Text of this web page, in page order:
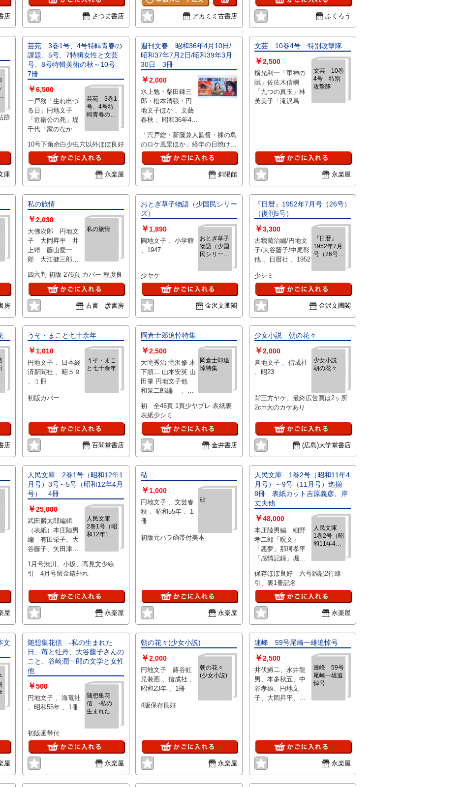
店 さつま書店 アカミミ古書店 ふくろう
跡
庫
芸苑 3巻1号、4号特輯青春の
課題、5号、7特輯女性と文芸
号、8号特輯美術の秋～10号
7冊
芸苑 3巻1
号、4号特
輯青春の課
特輯女性と
号特輯美術
の秋～10
号 7冊
￥6,500
一戸務「生れ出づ
る日」円地文子
「近衛公の死」堤
千代「家のなか」
の中の少年」河盛
好蔵「青春論」前
田夕暮「朝」小野
忠孝「山村風俗
抄」芝木好子「紀
子」南川潤「椅子
の上」伊藤海彦
ら」森田草平「女
性の創作心理」真
杉静枝、芝木好子
「座談会女流作家
生活あれこれ」山
豊田実「婦人の智
性」岡田八千代
「田村俊子に就い
て」吉田精一「石
上露子」池田みち
子「蝋染」野溝七
生子「曼珠沙華
の」渡辺一夫「幸
福について」棟方
志功「画宿富岡鉄
斎」水上勉「ひこ
ばえ」田中英光
の暗示」上林暁
咲人「灰滅」柴田
錬三郎「夜の手
紙」他 、巌松堂書
店 、昭和21年 、7
冊
10号下角余白少虫穴以外ほぼ良好
永楽屋
週刊文春 昭和36年4月10日/
昭和37年7月2日/昭和39年3月
30日 3冊
￥2,000
水上勉・柴田錬三
郎・松本清張・円
地文子ほか 、文藝
春秋 、昭和36年4月
日/昭和39年3月30
日 3冊
「宍戸錠・新藤兼人監督・裸の島
のロケ風景ほか」経年の日焼けあ
り、「各バラ売りの場合は1冊
1000円です」 3冊の場合の送
料・ゆうメール350円
斜陽館
文芸 10巻4号 特別攻撃隊
文芸 10巻
4号 特別
攻撃隊
￥2,500
横光利一「軍神の
賦」佐佐木信綱
「九つの真玉」林
芙美子「滝沢馬
母」広津和郎「鶺
鴒」日比野士朗
「報道と文学」織
田作之助「天衣無
縫」井上友一郎
「帰去来」他 、改
造社 、昭和17年 、
永楽屋
房
私の旅情
私の旅情
￥2,030
大佛次郎 円地文
子 大岡昇平 井
上靖 藤山愛一
郎 大江健三郎
和子 、毎日新聞
社 、1965/04/30
(S40) 、1
四六判 初版 276頁 カバー 程度良
古書 彦書房
おとぎ草子物語（少国民シリー
ズ）
おとぎ草子
物語（少国
民シリー
￥ 1,890
圓地文子 、小学館
、1947
少ヤケ
金沢文圃閣
『日暦』1952年7月号（26号）
（復刊5号）
『日暦』
1952年7月
号（26号）
号）
￥3,300
古我菊治編/円地文
子/大谷藤子/中尾彰
他 、日暦社 、1952
少シミ
金沢文圃閣
店
うそ・まこと七十余年
うそ・まこ
と七十余年
￥ 1,010
円地文子 、日本経
済新聞社 、昭５９
、１冊
初版カバー
百間堂書店
岡倉士郎追悼特集
岡倉士郎追
悼特集
￥2,500
大滝秀治 滝沢修 木
下順二 山本安英 山
田肇 円地文子他
和泉二郎編 、ぶ
、1冊
初 全46頁 1頁少ヤブレ 表紙裏
表紙少シミ
金井書店
少女小説 朝の花々
少女小説
朝の花々
￥2,000
圓地文子 、偕成社
、昭23
背三方ヤケ、最終広告頁は2ヶ所
2cm大のカケあり
(広島)大学堂書店
屋
人民文庫 2巻1号（昭和12年1
月号）3号～5号（昭和12年4月
号） 4冊
人民文庫
2巻1号（昭
和12年1月
号（昭和12
号） 4冊
￥25,000
武田麟太郎編輯
（表紙）本庄陸男
編 有田栄子、大
谷藤子、矢田津世
「働く女性は斯く
視る座談会」田宮
本庄陸男、武田麟
太郎、田村泰次
郎、矢田津世子他
写真・自画像入
「新春一家言」荒
木巍「恋愛」石光
葆「空だより」本
庄陸男「逆光線」
円地文子「競技の
の日ぐらし」田宮
虎彦「恥多し」那
珂孝平、青山二郎
「花霧荘」井上友
一郎「蝶」高見順
「加代さんに就い
て」堀田昇一「自
由ケ丘パルテノ
ン」田村泰次郎
1月号渋川、小坂、高見文少線
引 4月号留金錆外れ
永楽屋
砧
砧
￥1,000
円地文子 、文芸春
秋 、昭和55年 、1
冊
初版元パラ函帯付美本
永楽屋
人民文庫 1巻2号（昭和11年4
月号）～9号（11月号）迄揃
8冊 表紙カット吉原義彦、岸
丈夫他
人民文庫
1巻2号（昭
和11年4月
（11月号）
冊 表紙カ
彦、岸丈夫
他
￥48,000
本庄陸男編 細野
孝二郎「呪文」
「悪夢」那珂孝平
「感情記録」堀田
部分」「人事興信
所」大谷藤子「順
三郎」円地文子
「創作批評日記」
「散文恋愛」高見
順「故旧忘れ得べ
き」武田麟太郎
「井原西鶴」本庄
谷藤子、矢田津世
子他「若もの一席
話座談会」渋川驍
「醜聞」「同人雑
誌の優秀作品」円
千代氏の『僕』」
「蔓草」「お庭拝
見」「妻の話」平
林彪吾「同人雑誌
クラブその他」
保存ほぼ良好 六号雑記2行線
引、裏1冊記名
永楽屋
文
屋
随想集花信 -私の生まれた
日、苺と牡丹、大谷藤子さんの
こと、谷崎潤一郎の文学と女性
他
随想集花
信 -私の
生まれた
丹、大谷藤
と、谷崎潤
一郎の文学
と女性他
￥500
円地文子 、海竜社
、昭和55年 、1冊
初版函帯付
永楽屋
朝の花々(少女小説)
朝の花々
(少女小説)
￥2,000
円地文子 蕗谷虹
児装画 、偕成社 、
昭和23年 、1冊
4版保存良好
永楽屋
連峰 59号尾崎一雄追悼号
連峰 59号
尾崎一雄追
悼号
￥2,500
井伏鱒二、永井龍
男、本多秋五、中
谷孝雄、円地文
子、大岡昇平、藤
戸内寂聴、中村漁
波林、赤松月船、
荒垣秀雄、井上友
、永田書房 、昭和
永楽屋